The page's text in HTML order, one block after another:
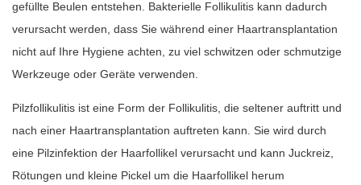
gefüllte Beulen entstehen. Bakterielle Follikulitis kann dadurch
verursacht werden, dass Sie während einer Haartransplantation
nicht auf Ihre Hygiene achten, zu viel schwitzen oder schmutzige
Werkzeuge oder Geräte verwenden.
Pilzfollikulitis ist eine Form der Follikulitis, die seltener auftritt und
nach einer Haartransplantation auftreten kann. Sie wird durch
eine Pilzinfektion der Haarfollikel verursacht und kann Juckreiz,
Rötungen und kleine Pickel um die Haarfollikel herum